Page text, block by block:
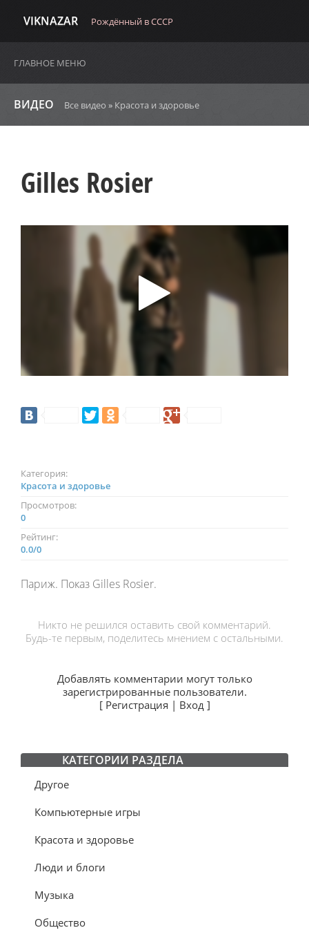
VIKNAZAR Рождённый в СССР
ГЛАВНОЕ МЕНЮ
ВИДЕО Все видео » Красота и здоровье
Gilles Rosier
Категория:
Красота и здоровье
Просмотров:
0
Рейтинг:
0.0/0
Париж. Показ Gilles Rosier.
Никто не решился оставить свой комментарий.
Будь-те первым, поделитесь мнением с остальными.
Добавлять комментарии могут только
зарегистрированные пользователи.
[ Регистрация | Вход]
КАТЕГОРИИ РАЗДЕЛА
Другое
Компьютерные игры
Красота и здоровье
Люди и блоги
Музыка
Общество